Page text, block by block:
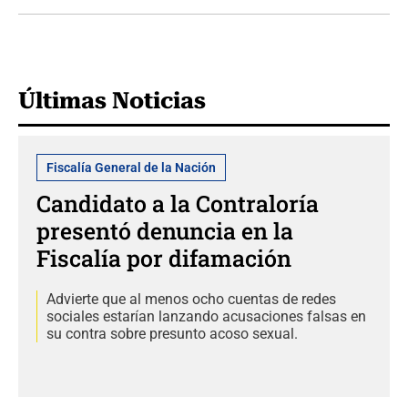
Últimas Noticias
Fiscalía General de la Nación
Candidato a la Contraloría
presentó denuncia en la
Fiscalía por difamación
Advierte que al menos ocho cuentas de redes
sociales estarían lanzando acusaciones falsas en
su contra sobre presunto acoso sexual.